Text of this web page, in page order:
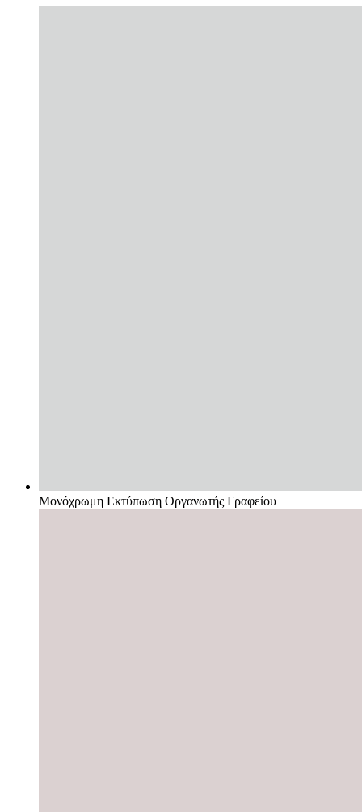
Μονόχρωμη Εκτύπωση Οργανωτής Γραφείου